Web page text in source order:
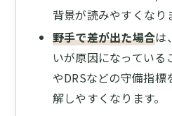
背景が読みやすくなり
野手で差が出た場合は
いが原因になっている
やDRSなどの守備指
解しやすくなります。